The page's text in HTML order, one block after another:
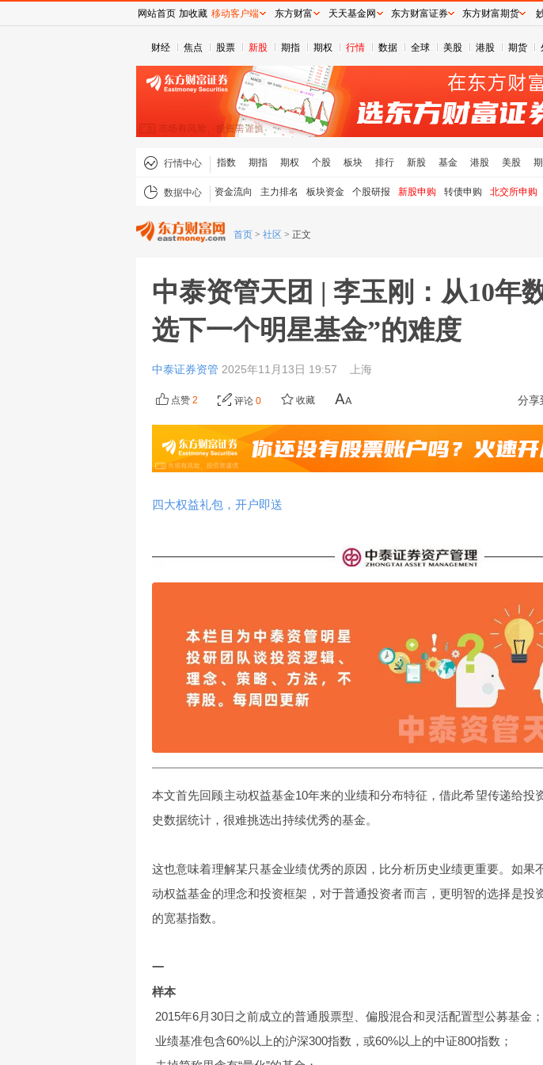
财经 焦点 股票 新股 期指 期权 行情 数据 全球 美股 港股 期货
行情中心 指数 期指 期权 个股 板块 排行 新股 基金 港股 美股
数据中心 资金流向 主力排名 板块资金 个股研报 新股申购 转债申购 北交所申购
首页 > 社区 > 正文
中泰资管天团 | 李玉刚：从10年
选下一个明星基金”的难度
中泰证券资管 2025年11月13日 19:57 上海
分享
点赞 2 评论 0 收藏
四大权益礼包，开户即送
本文首先回顾主动权益基金10年来的业绩和分布特征，借此希望传递给投
史数据统计，很难挑选出持续优秀的基金。
这也意味着理解某只基金业绩优秀的原因，比分析历史业绩更重要。如果
动权益基金的理念和投资框架，对于普通投资者而言，更明智的选择是投
的宽基指数。
一
样本
2015年6月30日之前成立的普通股票型、偏股混合和灵活配置型公募基金；
业绩基准包含60%以上的沪深300指数，或60%以上的中证800指数；
网站首页 加收藏 移动客户端 东方财富 天天基金网 东方财富证券 东方财富期货